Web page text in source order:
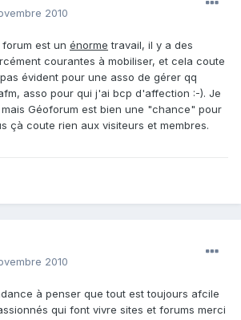
2010
est un énorme travail, il y a des
courantes à mobiliser, et cela coute
évident pour une asso de gérer qq
asso pour qui j'ai bcp d'affection :-). Je
Géoforum est bien une "chance" pour
çà coute rien aux visiteurs et membres.
2010
à penser que tout est toujours afcile
qui font vivre sites et forums merci